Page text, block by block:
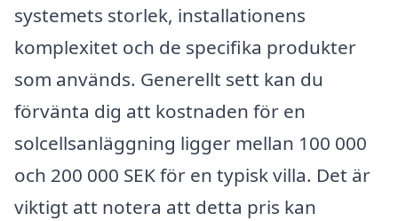
systemets storlek, installationens
komplexitet och de specifika produkter
som används. Generellt sett kan du
förvänta dig att kostnaden för en
solcellsanläggning ligger mellan 100 000
och 200 000 SEK för en typisk villa. Det är
viktigt att notera att detta pris kan